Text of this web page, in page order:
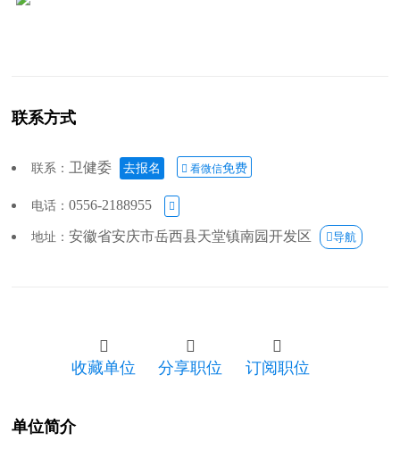
联系方式
联系： 卫健委 去报名  看微信免费
电话：0556-2188955 
地址：安徽省安庆市岳西县天堂镇南园开发区 导航

收藏单位

分享职位

订阅职位
单位简介